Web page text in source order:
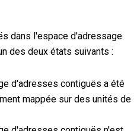
dans l'espace d'adressage
des deux états suivants :
d'adresses contiguës a été
mappée sur des unités de